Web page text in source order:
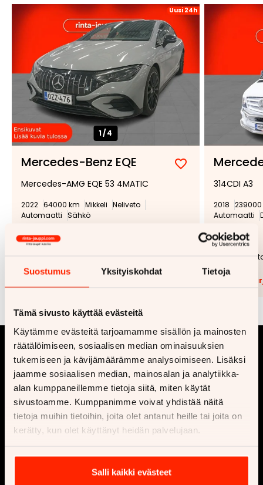
Suostumus Yksityiskohdat Tietoja
Tämä sivusto käyttää evästeitä
Käytämme evästeitä tarjoamamme sisällön ja mainosten
räätälöimiseen, sosiaalisen median ominaisuuksien
tukemiseen ja kävijämäärämme analysoimiseen. Lisäksi
jaamme sosiaalisen median, mainosalan ja analytiikka-
alan kumppaneillemme tietoja siitä, miten käytät
sivustoamme. Kumppanimme voivat yhdistää näitä
tietoja muihin tietoihin, joita olet antanut heille tai joita on
kerätty, kun olet käyttänyt heidän palvelujaan.
Salli kaikki evästeet
Uusi 24h
1/4
Mercedes-Benz EQE
Lisää
suosikiksi
Poista
suosikeista
Mercedes-AMG EQE 53 4MATIC
2022 64000 km Mikkeli Neliveto
Automaatti Sähkö
Hinta
314CDI A3
2018
Automaatti
Hinta
Lisää
Yritys
Ota yhteyttä
Osta
Vaihtoautot
Uusi auto